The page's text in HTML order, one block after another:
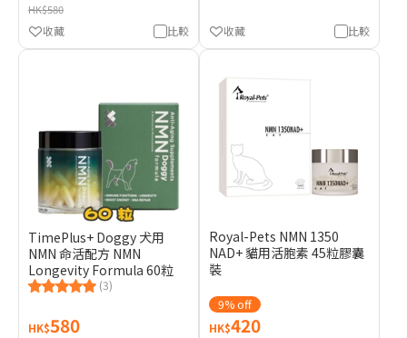
HK$580
比較
收藏 比較
收藏
TimePlus+ Doggy 犬用
NMN 命活配方 NMN
Longevity Formula 60粒
(3)
HK$580
Royal-Pets NMN 1350
NAD+ 貓用活胞素 45粒膠囊
裝
9% off
HK$420